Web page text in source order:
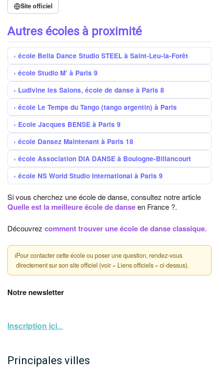
Site officiel
Autres écoles à proximité
école Bella Dance Studio STEEL à Saint-Leu-la-Forêt
école Studio M’ à Paris 9
Ludivine les Salons, école de danse à Paris 8
école Le Temps du Tango (tango argentin) à Paris
Ecole Jacques BENSE à Paris 9
école Dansez Maintenant à Paris 18
école Association DIA DANSE à Boulogne-Billancourt
école NS World Studio International à Paris 9
Si vous cherchez une école de danse, consultez notre article
Quelle est la meilleure école de danseen France ?.
Découvrez comment trouver une école de danse classique.
ℹPour contacter cette école ou poser une question, rendez-vous
directement sur son site officiel (voir « Liens officiels » ci-dessus).
Notre newsletter
Inscription ici...
Principales villes